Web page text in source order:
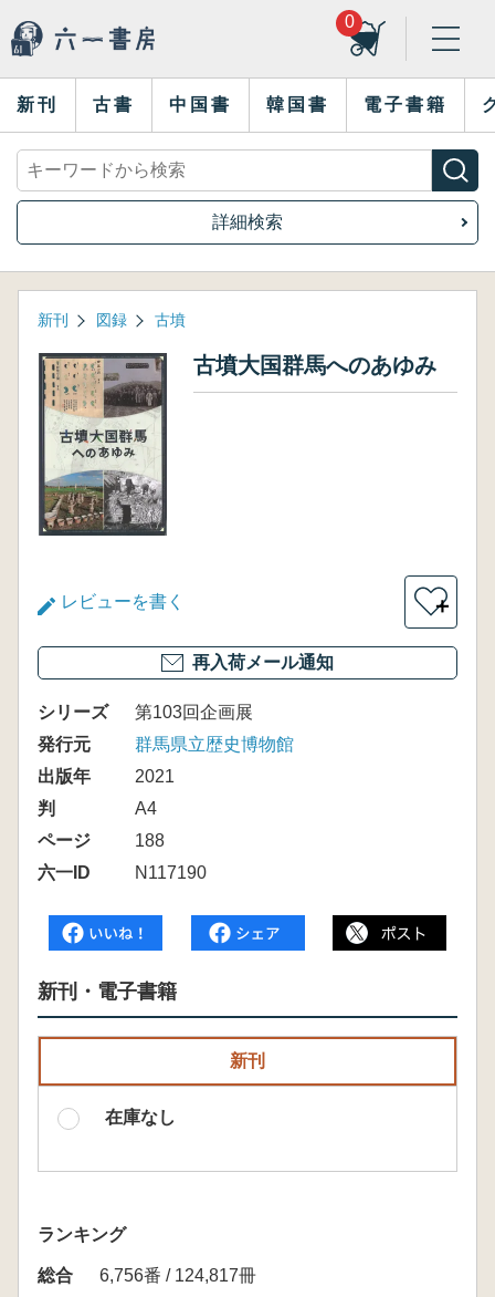
0
新刊 古書 中国書 韓国書 電子書籍
詳細検索
新刊 図録 古墳
古墳大国群馬へのあゆみ
レビューを書く ＋
再入荷メール通知
シリーズ
第103回企画展
発行元
群馬県立歴史博物館
出版年
2021
判
A4
ページ
188
六一ID
N117190
新刊・電子書籍
新刊
在庫なし
ランキング
総合
6,756番 / 124,817冊